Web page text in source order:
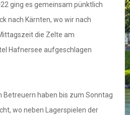
ging es gemeinsam pünktlich
nach Kärnten, wo wir nach
die Zelte am
Hafnersee aufgeschlagen
Betreuern haben bis zum Sonntag
wo neben Lagerspielen der